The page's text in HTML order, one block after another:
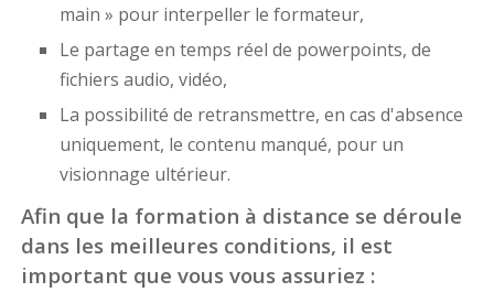
main » pour interpeller le formateur,
Le partage en temps réel de powerpoints, de
fichiers audio, vidéo,
La possibilité de retransmettre, en cas d'absence
uniquement, le contenu manqué, pour un
visionnage ultérieur.
Afin que la formation à distance se déroule
dans les meilleures conditions, il est
important que vous vous assuriez :